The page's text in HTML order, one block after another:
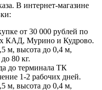
В интернет-магазине
от 30 000 рублей по
КАД, Мурино и Кудрово.
м, высота до 0,4 м,
80 кг.
до терминала ТК
1-2 рабочих дней.
м, высота до 0,4 м,